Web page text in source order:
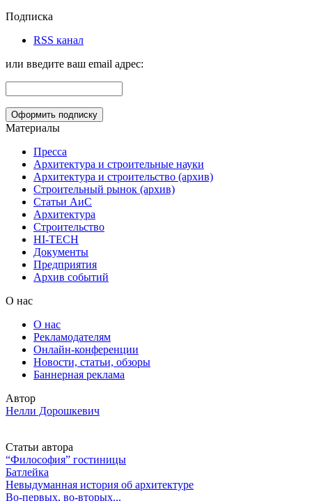
Подписка
RSS канал
или введите ваш email адрес:
Материалы
Пресса
Архитектура и строительные науки
Архитектура и строительство (архив)
Строительный рынок (архив)
Статьи АиС
Архитектура
Строительство
HI-TECH
Документы
Предприятия
Архив событий
О нас
О нас
Рекламодателям
Онлайн-конференции
Новости, статьи, обзоры
Баннерная реклама
Автор
Нелли Дорошкевич
Статьи автора
“Философия” гостиницы
Батлейка
Невыдуманная история об архитектуре
Во-первых, во-вторых...